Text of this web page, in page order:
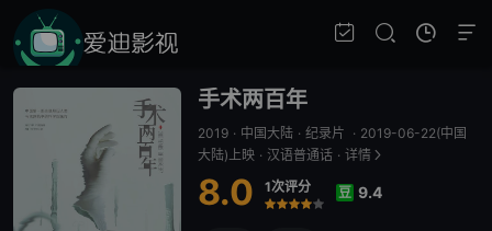
手术两百年
2019 · 中国大陆 · 纪录片 · 2019-06-22(中国
大陆)上映 · 汉语普通话 · 详情
8.0 1次评分
很差
较差
还行推荐力荐
豆 9.4